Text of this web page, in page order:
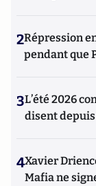
2Répression
pendant que
3L’été 2026
disent depuis
4Xavier
Mafia ne